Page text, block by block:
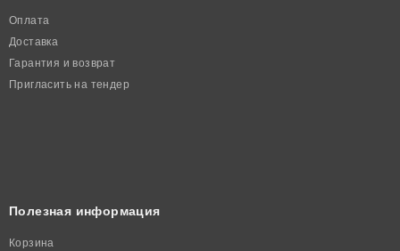
Оплата
Доставка
Гарантия и возврат
Пригласить на тендер
Полезная информация
Корзина